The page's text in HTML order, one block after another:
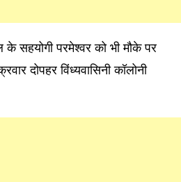
के सहयोगी परमेश्वर को भी मौके पर
दोपहर विंध्यवासिनी कॉलोनी